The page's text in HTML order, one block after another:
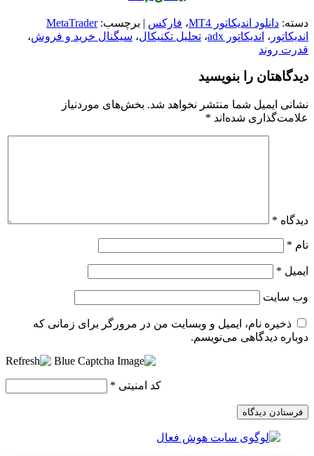
دسته: دانلود اندیکاتور MT4 ، فارکس | برچسب:MetaTrader
اندیکاتور ، اندیکاتور adx ، تحلیل تکنیکال، سیگنال خرید و فروش،
قدرت روند
دیدگاهتان را بنویسید
نشانی ایمیل شما منتشر نخواهد شد. بخش‌های موردنیاز
علامت‌گذاری شده‌اند *
دیدگاه *
نام *
ایمیل *
وب‌ سایت
ذخیره نام، ایمیل و وبسایت من در مرورگر برای زمانی که
دوباره دیدگاهی می‌نویسم.
کد امنیتی *